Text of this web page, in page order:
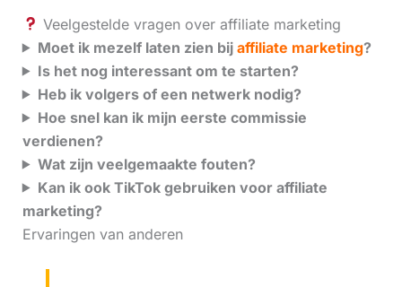
Veelgestelde vragen over affiliate marketing
Moet ik mezelf laten zien bij affiliate marketing?
Is het nog interessant om te starten?
Heb ik volgers of een netwerk nodig?
Hoe snel kan ik mijn eerste commissie
verdienen?
Wat zijn veelgemaakte fouten?
Kan ik ook TikTok gebruiken voor affiliate
marketing?
Ervaringen van anderen